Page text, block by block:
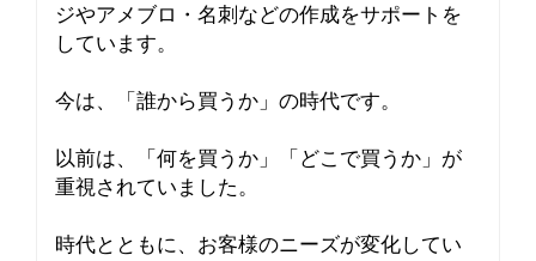
ジやアメブロ・名刺などの作成をサポートを
しています。
今は、「誰から買うか」の時代です。
以前は、「何を買うか」「どこで買うか」が
重視されていました。
時代とともに、お客様のニーズが変化してい